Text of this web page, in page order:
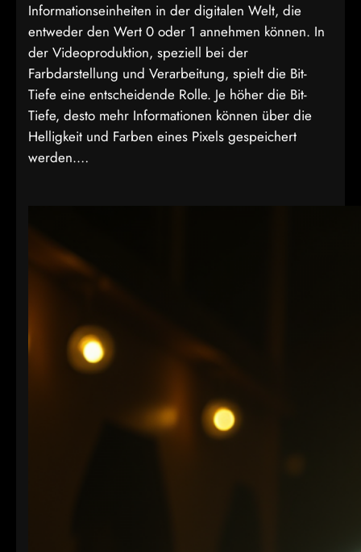
Informationseinheiten in der digitalen Welt, die
entweder den Wert 0 oder 1 annehmen können. In
der Videoproduktion, speziell bei der
Farbdarstellung und Verarbeitung, spielt die Bit-
Tiefe eine entscheidende Rolle. Je höher die Bit-
Tiefe, desto mehr Informationen können über die
Helligkeit und Farben eines Pixels gespeichert
werden.…